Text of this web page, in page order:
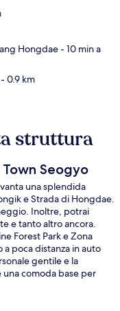
Hongdae- 10 min a
- 0.9 km
struttura
Seogyo
una splendida
e Strada di Hongdae.
Inoltre, potrai
e tanto altro ancora.
Forest Park e Zona
poca distanza in auto
gentile e la
comoda base per
si trova a 8 min a